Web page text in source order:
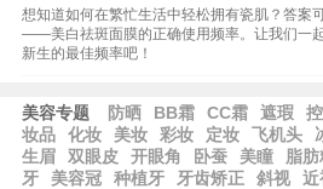
想知道如何在繁忙生活中轻松拥有瓷肌？答案
——美白祛斑面膜的正确使用频率。让我们一
新生的最佳频率吧！
美容专题 防晒 BB霜 CC霜 遮瑕
妆品
化妆 美妆 彩妆 定妆 飞机头
生眉
双眼皮 开眼角 卧蚕 美瞳 脂
牙
美容冠 种植牙 牙齿矫正 斜视 近